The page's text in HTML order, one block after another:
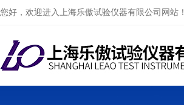
您好，欢迎进入上海乐傲试验仪器有限公司网站！